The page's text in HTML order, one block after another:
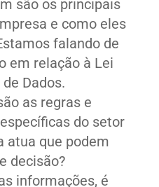
são os principais
e como eles
falando de
em relação à Lei
Dados.
as regras e
do setor
atua que podem
decisão?
informações, é